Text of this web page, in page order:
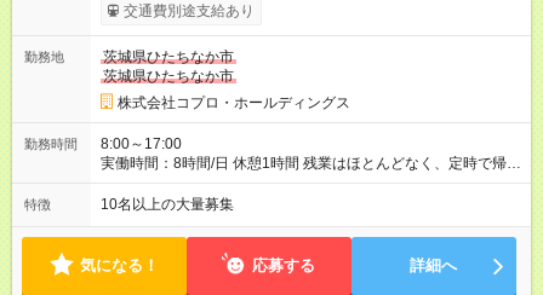
交通費別途支給あり
勤務地
茨城県ひたちなか市
茨城県ひたちなか市
株式会社コプロ・ホールディングス
勤務時間
8:00～17:00
実働時間：8時間/日 休憩1時間 残業はほとんどなく、定時で帰れ
る日が多い働き方です。 毎日の業務は進捗管理や事務が中心な
ので、 「今日やるべき仕事」が終われば、自然と区切りをつけ
方を大切にしています。
特徴 10名以上の大量募集
気になる！ 応募する 詳細へ